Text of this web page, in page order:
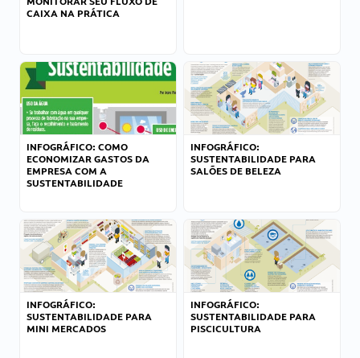
CAIXA NA PRÁTICA
INFOGRÁFICO: COMO
ECONOMIZAR GASTOS DA
EMPRESA COM A
SUSTENTABILIDADE
INFOGRÁFICO:
SUSTENTABILIDADE PARA
SALÕES DE BELEZA
INFOGRÁFICO:
SUSTENTABILIDADE PARA
MINI MERCADOS
INFOGRÁFICO:
SUSTENTABILIDADE PARA
PISCICULTURA